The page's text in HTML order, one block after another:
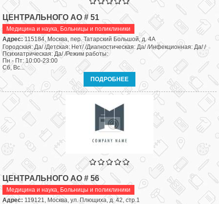
ЦЕНТРАЛЬНОГО АО # 51
Медицина и наука, Больницы и поликлиники
Адрес:115184, Москва, пер. Татарский Большой, д. 4А
Городская: Да/ /Детская: Нет/ /Диагностическая: Да/ /Инфекционная: Да/ /
Психиатрическая: Да/ /Режим работы:
Пн - Пт: 10:00-23:00
Сб, Вс...
ПОДРОБНЕЕ
ЦЕНТРАЛЬНОГО АО # 56
Медицина и наука, Больницы и поликлиники
Адрес: 119121, Москва, ул. Плющиха, д. 42, стр.1